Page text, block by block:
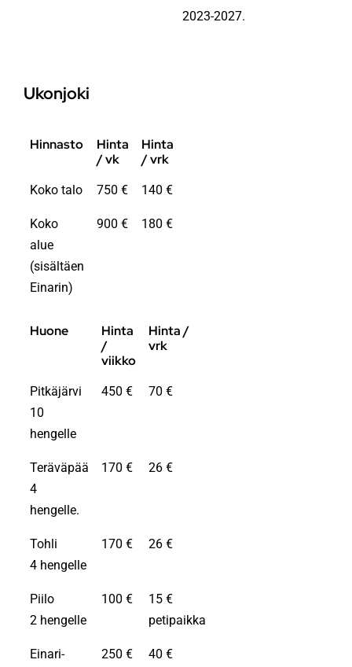
2023-2027.
Ukonjoki
Hinnasto
Hinta
/ vk
Hinta
/ vrk
Koko talo 750 € 140 €
Koko
alue
(sisältäen
Einarin)
900 € 180 €
Huone
Hinta
/
viikko
Hinta /
vrk
Pitkäjärvi
10
hengelle
450 € 70 €
Teräväpää
4
hengelle.
170 € 26 €
Tohli
4 hengelle
170 € 26 €
Piilo
2 hengelle
100 €
15 €
petipaikka
Einari-
250 € 40 €